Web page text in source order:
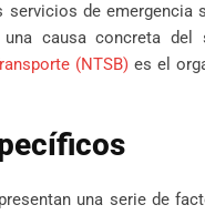
de emergencia
causa concreta
(NTSB) es el
una serie de